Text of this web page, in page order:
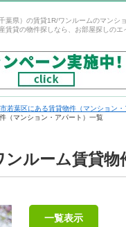
葉県）の賃貸1R/ワンルームのマンシ
賃貸の物件探しなら、お部屋探しのエ
若葉区にある賃貸物件（マンション
（マンション・アパート）一覧
ンルーム賃貸
一覧表示